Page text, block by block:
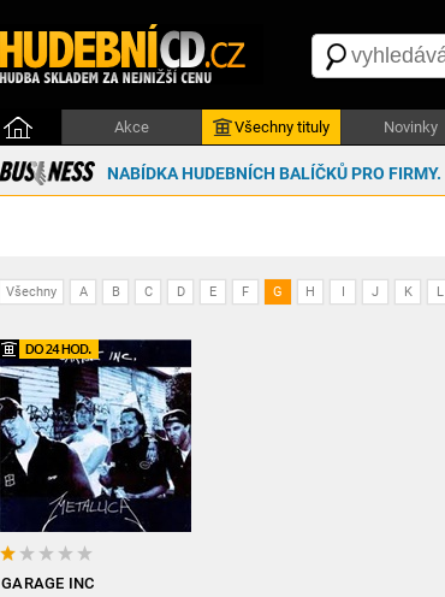
Akce Všechny tituly Novinky
NABÍDKA HUDEBNÍCH BALÍČKŮ PRO FIRMY.
Všechny A B C D E F G H I J K L
GARAGE INC